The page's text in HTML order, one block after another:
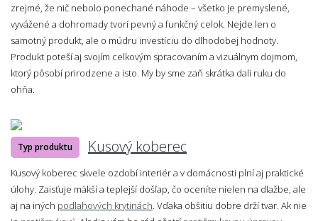
zrejmé, že nič nebolo ponechané náhode – všetko je premyslené,
vyvážené a dohromady tvorí pevný a funkčný celok. Nejde len o
samotný produkt, ale o múdru investíciu do dlhodobej hodnoty.
Produkt poteší aj svojím celkovým spracovaním a vizuálnym dojmom,
ktorý pôsobí prirodzene a isto. My by sme zaň skrátka dali ruku do
ohňa.
Typ produktu Kusový koberec
Kusový koberec skvele ozdobí interiér a v domácnosti plní aj praktické
úlohy. Zaisťuje mäkší a teplejší došľap, čo oceníte nielen na dlažbe, ale
aj na iných podlahových krytinách . Vďaka obšitiu dobre drží tvar. Ak nie